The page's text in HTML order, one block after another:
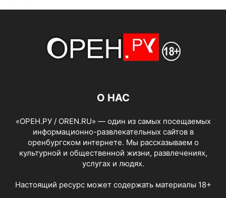
О НАС
«ОРЕН.РУ / OREN.RU» — один из самых посещаемых
информационно-развлекательных сайтов в
оренбургском интернете. Мы рассказываем о
культурной и общественной жизни, развлечениях,
услугах и людях.
Настоящий ресурс может содержать материалы 18+